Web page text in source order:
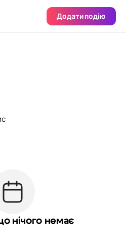
Додати подію
нічого немає